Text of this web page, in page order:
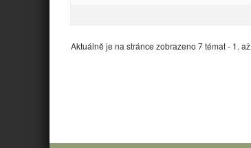
Aktuálně je na stránce zobrazeno 7 témat - 1.